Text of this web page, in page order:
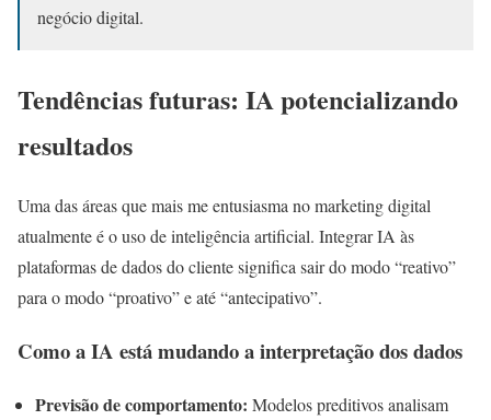
negócio digital.
Tendências futuras: IA potencializando
resultados
Uma das áreas que mais me entusiasma no marketing digital
atualmente é o uso de inteligência artificial. Integrar IA às
plataformas de dados do cliente significa sair do modo “reativo”
para o modo “proativo” e até “antecipativo”.
Como a IA está mudando a interpretação dos dados
Previsão de comportamento: Modelos preditivos analisam